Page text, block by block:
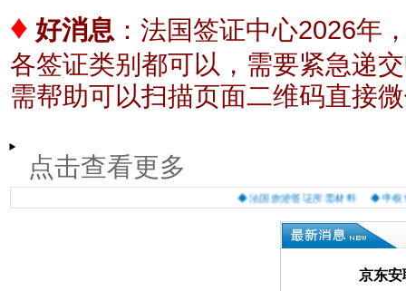
♦ 好消息 ： 法国签证中心2026年
各签证类别都可以，需要紧急递
需帮助可以扫描页面二维码直接
点击查看更多
◆法国旅游签证所需材料 ◆​申根签证
京东安